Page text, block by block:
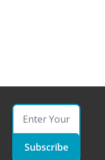
Subscribe